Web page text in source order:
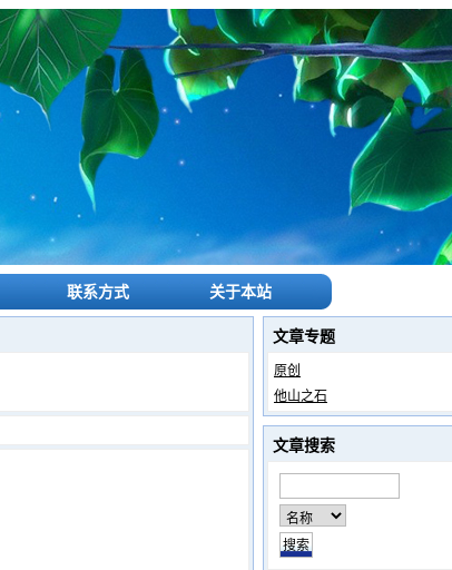
联系方式 关于本站
文章专题
原创
他山之石
文章搜索